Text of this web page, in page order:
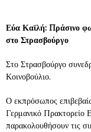
Εύα Καϊλή: Πράσινο
στο Στρασβούργο
Στο Στρασβούργο
Κοινοβούλιο.
Ο εκπρόσωπος
Γερμανικό Πρακτορείο
παρακολουθήσουν τις